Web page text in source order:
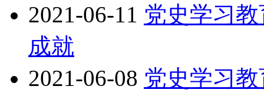
2021-06-11 党史学习
成就
2021-06-08 党史学习